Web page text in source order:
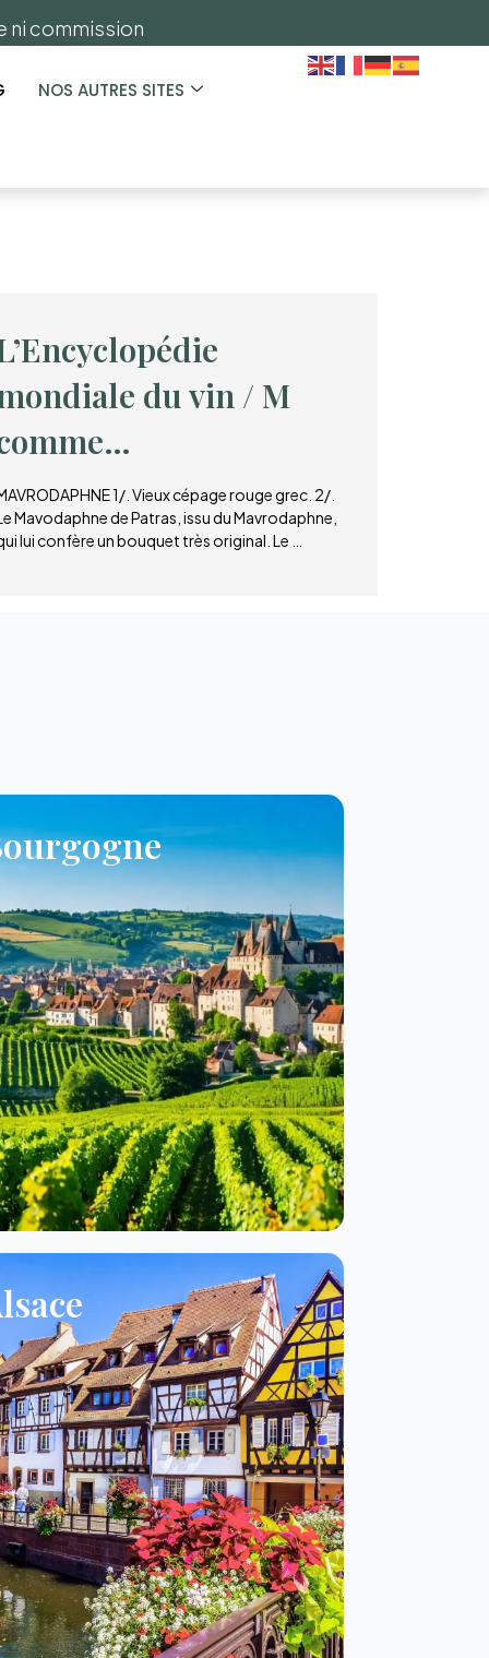
ni commission
NOS AUTRES SITES
du vin / M
1/. Vieux cépage rouge grec. 2/.
Mavodaphne de Patras, issu du Mavrodaphne,
lui confère un bouquet très original. Le …